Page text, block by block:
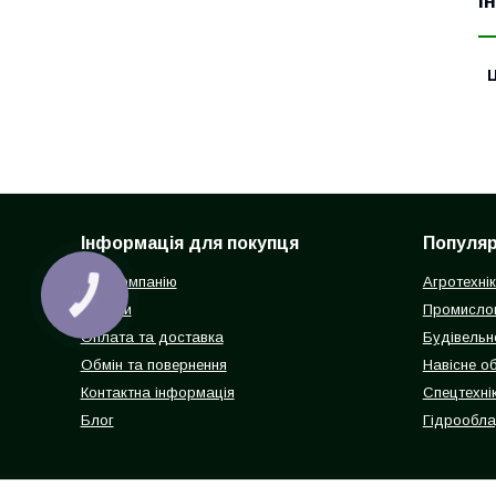
Інформація для покупця
Про компанію
Відгуки
Оплата та доставка
Обмін та повернення
Контактна інформація
Блог
Навісне
КНОПКА
ЗВ'ЯЗКУ